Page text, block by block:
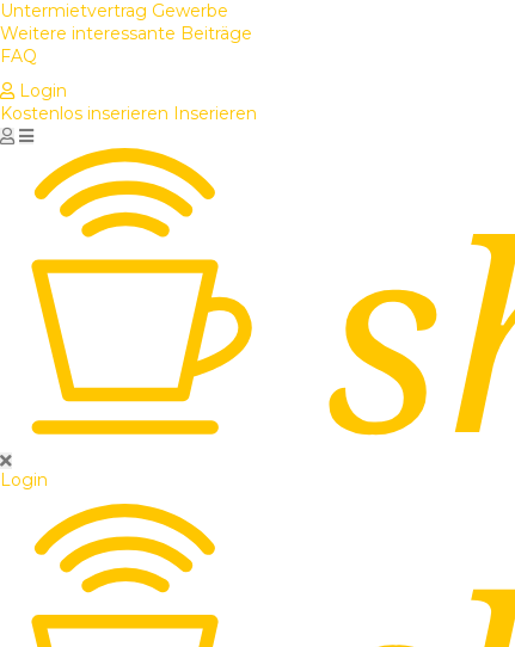
Untermietvertrag Gewerbe
Weitere interessante Beiträge
FAQ
Login
Kostenlos inserieren Inserieren
Login